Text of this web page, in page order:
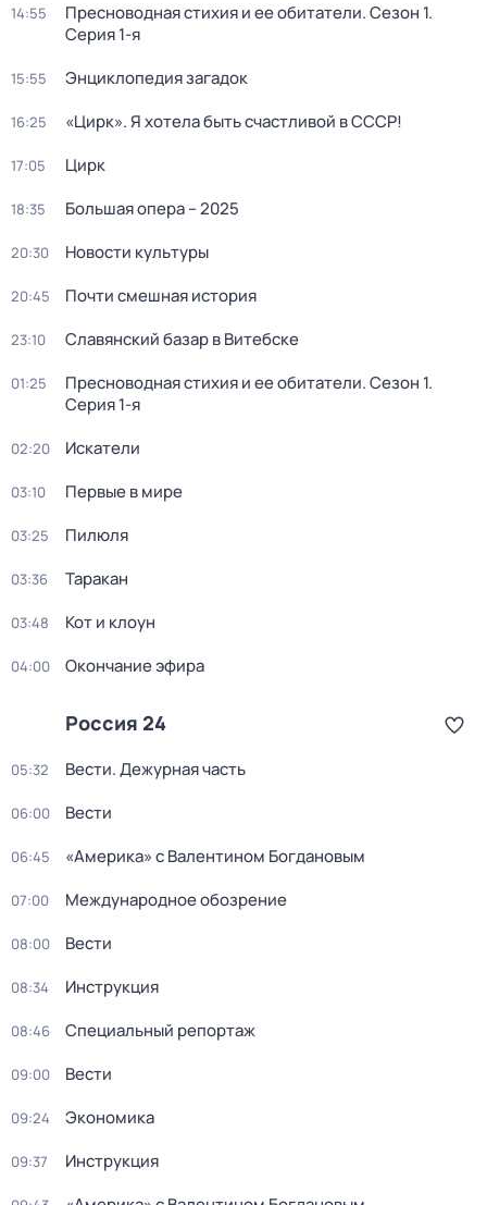
14:55 Пресноводная стихия и ее обитатели. Сезон 1.
Серия 1-я
15:55 Энциклопедия загадок
16:25 «Цирк». Я хотела быть счастливой в СССР!
17:05 Цирк
18:35 Большая опера – 2025
20:30 Новости культуры
20:45 Почти смешная история
23:10 Славянский базар в Витебске
01:25 Пресноводная стихия и ее обитатели. Сезон 1.
Серия 1-я
02:20 Искатели
03:10 Первые в мире
03:25 Пилюля
03:36 Таракан
03:48 Кот и клоун
04:00 Окончание эфира
Россия 24
05:32 Вести. Дежурная часть
06:00 Вести
06:45 «Америка» с Валентином Богдановым
07:00 Международное обозрение
08:00 Вести
08:34 Инструкция
08:46 Специальный репортаж
09:00 Вести
09:24 Экономика
09:37 Инструкция